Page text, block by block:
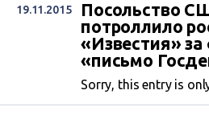
19.11.2015
Посольство
потроллило
«Известия»
«письмо
Sorry, this entry is